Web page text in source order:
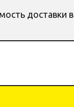
доставки